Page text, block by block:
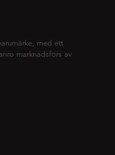
med ett
marknadsförs av